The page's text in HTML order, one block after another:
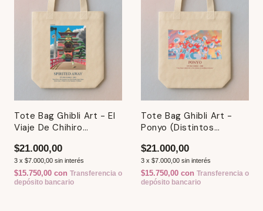
Tote Bag Ghibli Art - El
Viaje De Chihiro
$21.000,00
3 x $7.000,00 sin interés
$15.750,00 con Transferencia o
depósito bancario
Tote Bag Ghibli Art -
Ponyo (Distintos
$21.000,00
3 x $7.000,00 sin interés
$15.750,00 con Transferencia o
depósito bancario